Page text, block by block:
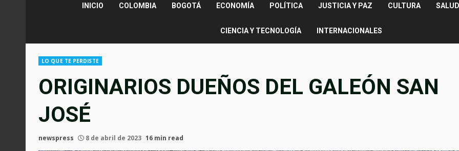
INICIO COLOMBIA BOGOTÁ ECONOMÍA POLÍTICA JUSTICIA Y PAZ CULTURA
CIENCIA Y TECNOLOGÍA INTERNACIONALES
LO QUE TE PERDISTE
ORIGINARIOS DUEÑOS DEL GALEÓN SAN
JOSÉ
newspress 8 de abril de 2023 16 min read